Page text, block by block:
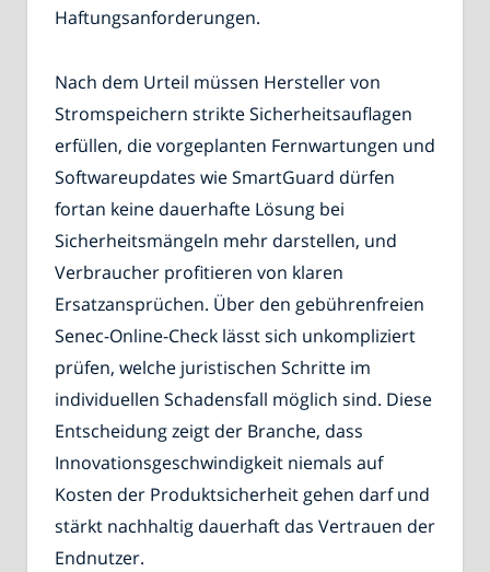
Haftungsanforderungen.
Nach dem Urteil müssen Hersteller von
Stromspeichern strikte Sicherheitsauflagen
erfüllen, die vorgeplanten Fernwartungen und
Softwareupdates wie SmartGuard dürfen
fortan keine dauerhafte Lösung bei
Sicherheitsmängeln mehr darstellen, und
Verbraucher profitieren von klaren
Ersatzansprüchen. Über den gebührenfreien
Senec-Online-Check lässt sich unkompliziert
prüfen, welche juristischen Schritte im
individuellen Schadensfall möglich sind. Diese
Entscheidung zeigt der Branche, dass
Innovationsgeschwindigkeit niemals auf
Kosten der Produktsicherheit gehen darf und
stärkt nachhaltig dauerhaft das Vertrauen der
Endnutzer.